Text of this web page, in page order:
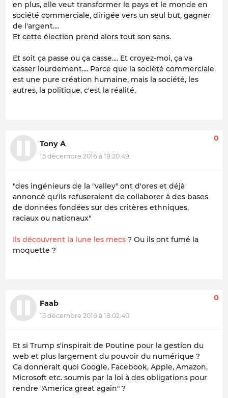
en plus, elle veut transformer le pays et le monde en
société commerciale, dirigée vers un seul but, gagner
de l'argent....
Et cette élection prend alors tout son sens.
Et soit ça passe ou ça casse.... Et croyez-moi, ça va
casser lourdement.... Parce que la société commerciale
est une pure création humaine, mais la société, les
autres, la politique, c'est la réalité.
Tony A
15 décembre 2016 à 18:20:49
0
"des ingénieurs de la "valley" ont d'ores et déjà
annoncé qu'ils refuseraient de collaborer à des bases
de données fondées sur des critères ethniques,
raciaux ou nationaux"
Ils découvrent la lune les mecs ? Ou ils ont fumé la
moquette ?
Faab
15 décembre 2016 à 18:02:40
0
Et si Trump s'inspirait de Poutine pour la gestion du
web et plus largement du pouvoir du numérique ?
Ca donnerait quoi Google, Facebook, Apple, Amazon,
Microsoft etc. soumis par la loi à des obligations pour
rendre "America great again" ?